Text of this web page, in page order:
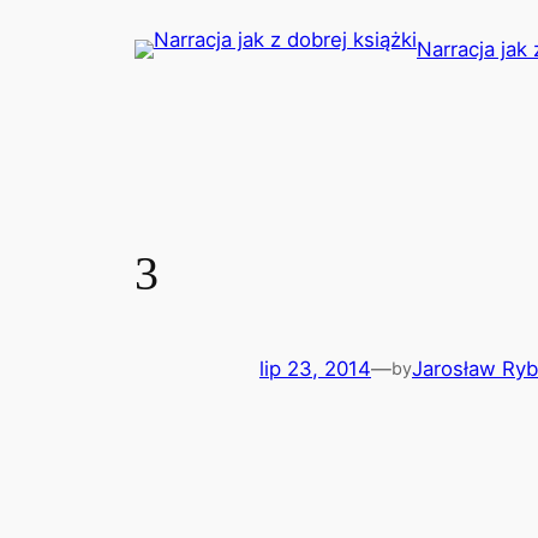
Narracja jak
3
lip 23, 2014—byJarosław